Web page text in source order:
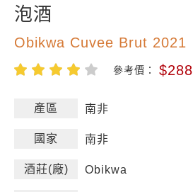
泡酒
Obikwa Cuvee Brut 2021
參考價： $288
產區 南非
國家 南非
酒莊(廠) Obikwa